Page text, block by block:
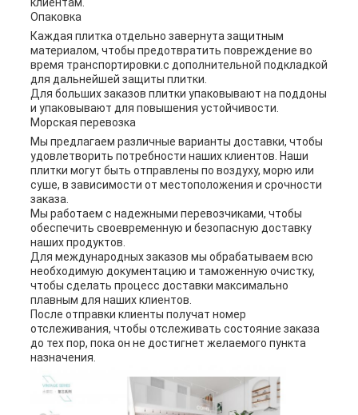
клиентам.
Опаковка
Каждая плитка отдельно завернута защитным
материалом, чтобы предотвратить повреждение во
время транспортировки.с дополнительной подкладкой
для дальнейшей защиты плитки.
Для больших заказов плитки упаковывают на поддоны
и упаковывают для повышения устойчивости.
Морская перевозка
Мы предлагаем различные варианты доставки, чтобы
удовлетворить потребности наших клиентов. Наши
плитки могут быть отправлены по воздуху, морю или
суше, в зависимости от местоположения и срочности
заказа.
Мы работаем с надежными перевозчиками, чтобы
обеспечить своевременную и безопасную доставку
наших продуктов.
Для международных заказов мы обрабатываем всю
необходимую документацию и таможенную очистку,
чтобы сделать процесс доставки максимально
плавным для наших клиентов.
После отправки клиенты получат номер
отслеживания, чтобы отслеживать состояние заказа
до тех пор, пока он не достигнет желаемого пункта
назначения.